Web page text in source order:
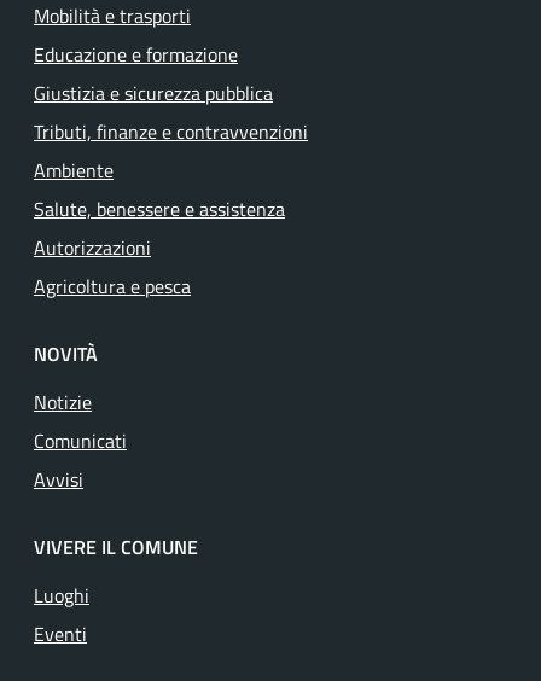
Mobilità e trasporti
Educazione e formazione
Giustizia e sicurezza pubblica
Tributi, finanze e contravvenzioni
Ambiente
Salute, benessere e assistenza
Autorizzazioni
Agricoltura e pesca
NOVITÀ
Notizie
Comunicati
Avvisi
VIVERE IL COMUNE
Luoghi
Eventi